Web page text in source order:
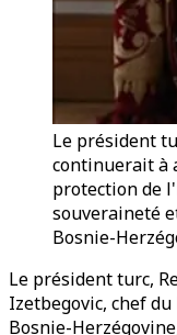
Le président
continuerait à
protection de
souveraineté
Bosnie-
Le président turc,
Izetbegovic, chef
Bosnie-